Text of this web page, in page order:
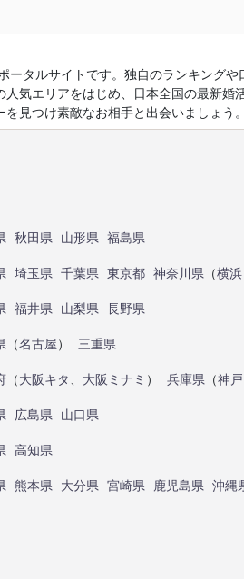
ータルサイトです。独自のランキング
気エリアをはじめ、日本全国の最新
見つけ素敵なお相手と出会いましょう。
秋田県 山形県 福島県
埼玉県 千葉県 東京都 神奈川県 （横浜
福井県 山梨県 長野県
（名古屋） 三重県
（大阪キタ 大阪ミナミ ） 兵庫県 （神戸
広島県 山口県
高知県
熊本県 大分県 宮崎県 鹿児島県 沖縄